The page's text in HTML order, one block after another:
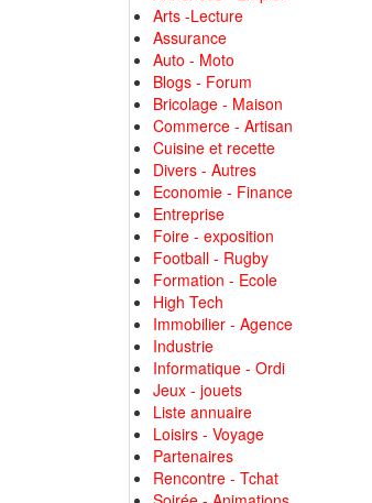
Arts -Lecture
Assurance
Auto - Moto
Blogs - Forum
Bricolage - Maison
Commerce - Artisan
Cuisine et recette
Divers - Autres
Economie - Finance
Entreprise
Foire - exposition
Football - Rugby
Formation - Ecole
High Tech
Immobilier - Agence
Industrie
Informatique - Ordi
Jeux - jouets
Liste annuaire
Loisirs - Voyage
Partenaires
Rencontre - Tchat